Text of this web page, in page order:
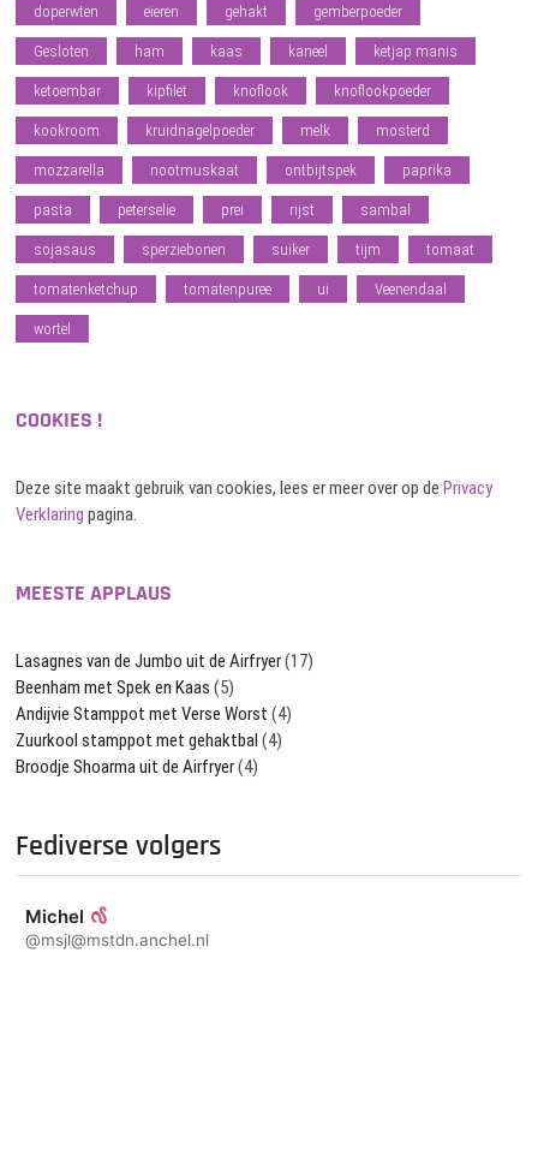
doperwten eieren gehakt gemberpoeder
Gesloten ham kaas kaneel ketjap manis
ketoembar kipfilet knoflook knoflookpoeder
kookroom kruidnagelpoeder melk mosterd
mozzarella nootmuskaat ontbijtspek paprika
pasta peterselie prei rijst sambal
sojasaus sperziebonen suiker tijm tomaat
tomatenketchup tomatenpuree ui Veenendaal
wortel
COOKIES !
Deze site maakt gebruik van cookies, lees er meer over op dePrivacy
Verklaring pagina.
MEESTE APPLAUS
Lasagnes van de Jumbo uit de Airfryer(17)
Beenham met Spek en Kaas (5)
Andijvie Stamppot met Verse Worst (4)
Zuurkool stamppot met gehaktbal (4)
Broodje Shoarma uit de Airfryer(4)
Fediverse volgers
Michel
@msjl@mstdn.anchel.nl